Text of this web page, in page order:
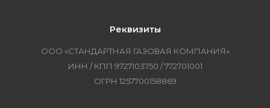
Реквизиты
ООО «СТАНДАРТНАЯ ГАЗОВАЯ КОМПАНИЯ»
ИНН / КПП 9727103750 / 772701001
ОГРН 1257700158869